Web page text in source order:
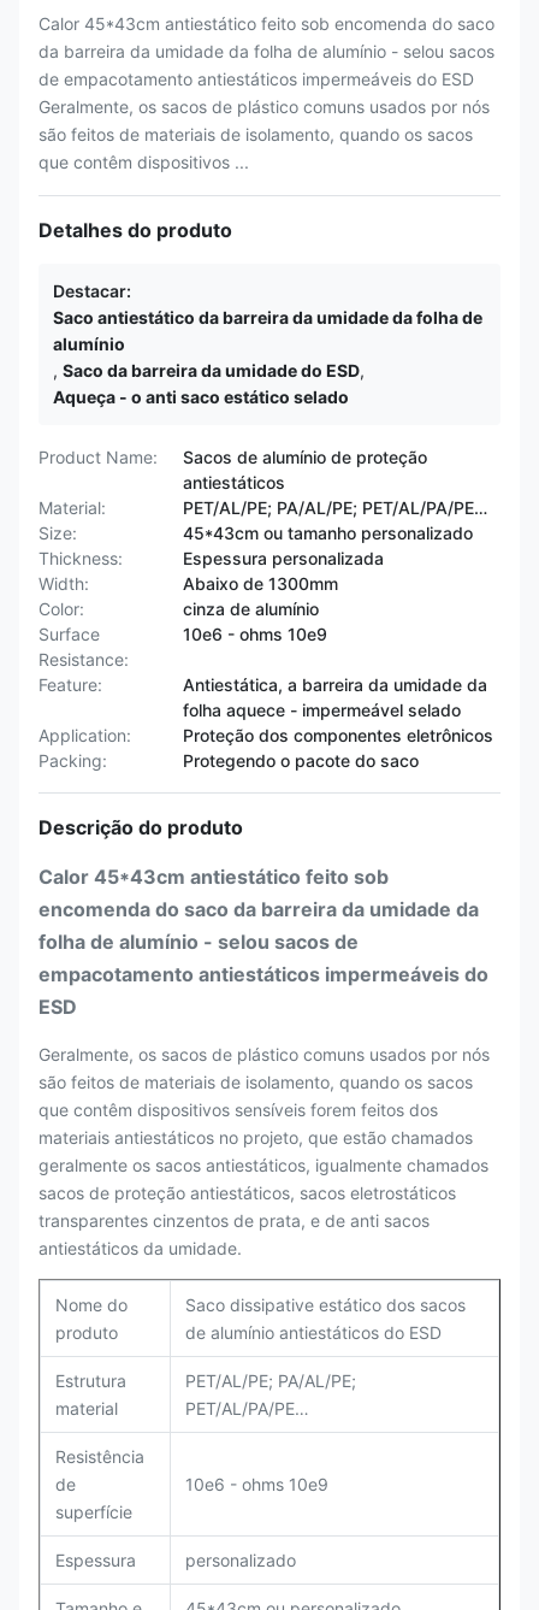
Calor 45*43cm antiestático feito sob encomenda do saco
da barreira da umidade da folha de alumínio - selou sacos
de empacotamento antiestáticos impermeáveis do ESD
Geralmente, os sacos de plástico comuns usados por nós
são feitos de materiais de isolamento, quando os sacos
que contêm dispositivos ...
Detalhes do produto
Destacar:
Saco antiestático da barreira da umidade da folha de
alumínio
, Saco da barreira da umidade do ESD,
Aqueça - o anti saco estático selado
Product Name:
Sacos de alumínio de proteção
antiestáticos
Material:
PET/AL/PE; PA/AL/PE; PET/AL/PA/PE…
Size:
45*43cm ou tamanho personalizado
Thickness:
Espessura personalizada
Width:
Abaixo de 1300mm
Color:
cinza de alumínio
Surface
Resistance:
10e6 - ohms 10e9
Feature:
Antiestática, a barreira da umidade da
folha aquece - impermeável selado
Application:
Proteção dos componentes eletrônicos
Packing:
Protegendo o pacote do saco
Descrição do produto
Calor 45*43cm antiestático feito sob
encomenda do saco da barreira da umidade da
folha de alumínio - selou sacos de
empacotamento antiestáticos impermeáveis do
ESD
Geralmente, os sacos de plástico comuns usados por nós
são feitos de materiais de isolamento, quando os sacos
que contêm dispositivos sensíveis forem feitos dos
materiais antiestáticos no projeto, que estão chamados
geralmente os sacos antiestáticos, igualmente chamados
sacos de proteção antiestáticos, sacos eletrostáticos
transparentes cinzentos de prata, e de anti sacos
antiestáticos da umidade.
Nome do
produto
Saco dissipative estático dos sacos
de alumínio antiestáticos do ESD
Estrutura
material
PET/AL/PE; PA/AL/PE;
PET/AL/PA/PE…
Resistência
de
superfície
10e6 - ohms 10e9
Espessura personalizado